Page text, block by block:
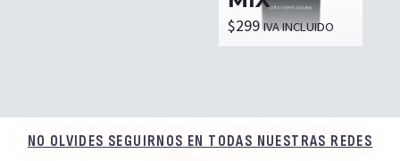
$299 IVA INCLUIDO
NO OLVIDES SEGUIRNOS EN TODAS NUESTRAS REDES